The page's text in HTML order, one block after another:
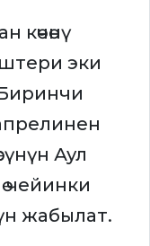
көчөнү
эки
Аул
чейинки
жабылат.